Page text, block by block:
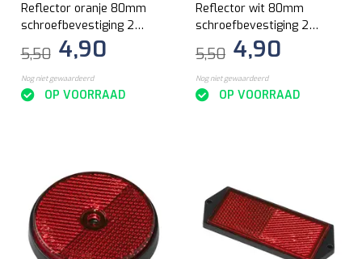
Reflector oranje 80mm
schroefbevestiging 2
5,50 4,90
Nog niet gewaardeerd
OP VOORRAAD
Reflector wit 80mm
schroefbevestiging 2
5,50 4,90
Nog niet gewaardeerd
OP VOORRAAD